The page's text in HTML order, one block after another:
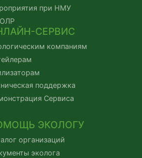
при НМУ
СЕРВИС
компаниям
поддержка
Сервиса
ЭКОЛОГУ
организаций
эколога